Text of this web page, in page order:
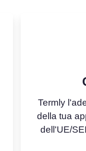
Termly
della tua
dell'UE/